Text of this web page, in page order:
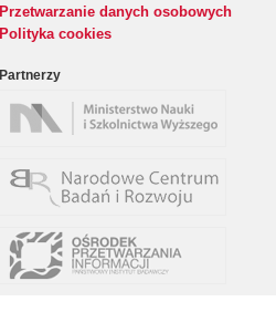
Przetwarzanie danych osobowych
Polityka cookies
Partnerzy